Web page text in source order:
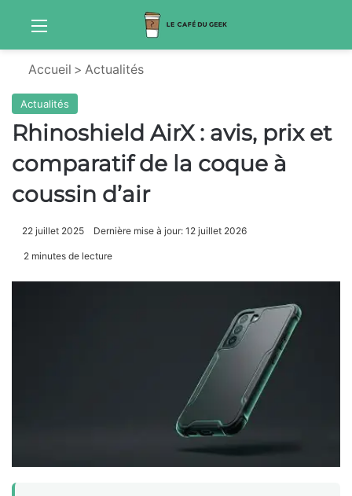
Menu
Accueil > Actualités
Actualités
Rhinoshield AirX : avis, prix et
comparatif de la coque à
coussin d’air
22 juillet 2025 Dernière mise à jour: 12 juillet 2026
2 minutes de lecture